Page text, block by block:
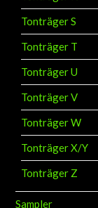
Tonträger S
Tonträger T
Tonträger U
Tonträger V
Tonträger W
Tonträger X/Y
Tonträger Z
Sampler